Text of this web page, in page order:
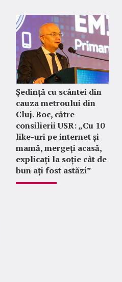
Ședință cu scântei din
cauza metroului din
Cluj. Boc, către
consilierii USR: „Cu 10
like-uri pe internet și
mamă, mergeți acasă,
explicați la soție cât de
bun ați fost astăzi”